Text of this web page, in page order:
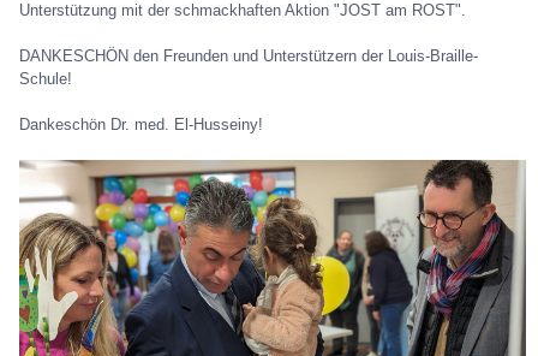
Unterstützung mit der schmackhaften Aktion "JOST am ROST".
DANKESCHÖN den Freunden und Unterstützern der Louis-Braille-
Schule!
Dankeschön Dr. med. El-Husseiny!